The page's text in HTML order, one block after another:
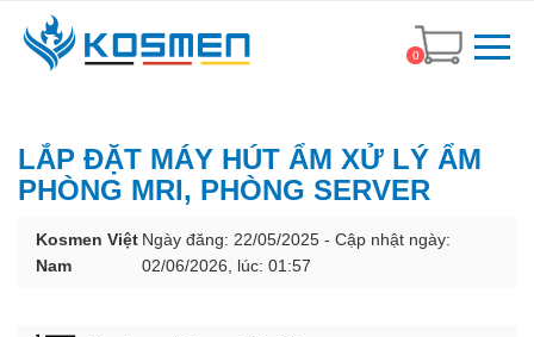
0
LẮP ĐẶT MÁY HÚT ẨM XỬ LÝ ẨM
PHÒNG MRI, PHÒNG SERVER
Kosmen Việt
Nam
Ngày đăng: 22/05/2025 - Cập nhật ngày:
02/06/2026, lúc: 01:57